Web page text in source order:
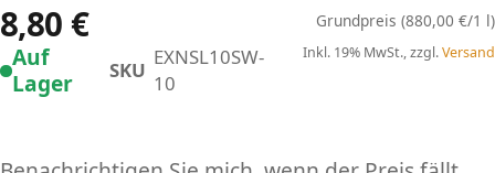
Auf
Lager
SKU
EXNSL10SW-
10
8,80 € (880,00 €/1 l)
Inkl. 19% MwSt., zzgl.Versand